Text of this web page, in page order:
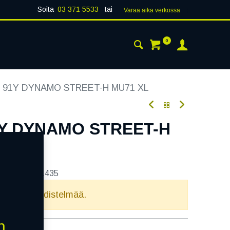
Soita 03 371 5533 tai Varaa aika verk​​​​ossa
0
DYNAMO STREET-H MU71 XL
DYNAMO STREET-H
241435
yhdistelmää.